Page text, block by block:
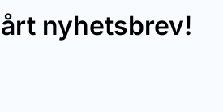
nyhetsbrev!